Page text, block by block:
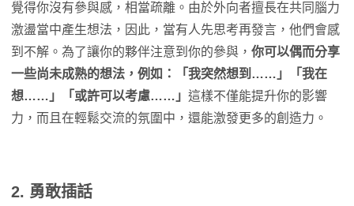
覺得你沒有參與感，相當疏離。由於外向者擅長在共同腦力
激盪當中產生想法，因此，當有人先思考再發言，他們會感
到不解。為了讓你的夥伴注意到你的參與， 你可以偶而分享
一些尚未成熟的想法，例如：「我突然想到……」「我在
想……」「或許可以考慮……」 這樣不僅能提升你的影響
力，而且在輕鬆交流的氛圍中，還能激發更多的創造力。
2. 勇敢插話